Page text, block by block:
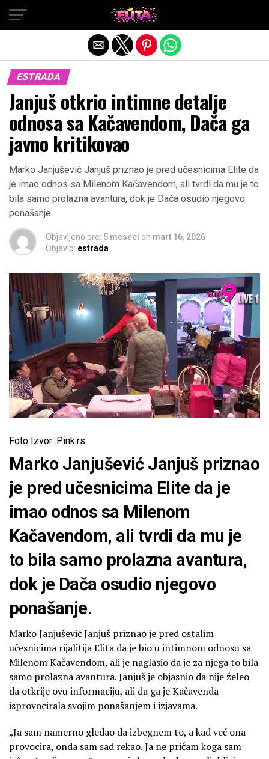
ESTRADA
Janjuš otkrio intimne detalje
odnosa sa Kačavendom, Dača ga
javno kritikovao
Marko Janjušević Janjuš priznao je pred učesnicima Elite da
je imao odnos sa Milenom Kačavendom, ali tvrdi da mu je to
bila samo prolazna avantura, dok je Dača osudio njegovo
ponašanje.
Objavljeno pre: 5 meseci on mart 16, 2026
Objavio: estrada
Foto Izvor: Pink.rs
Marko Janjušević Janjuš priznao
je pred učesnicima Elite da je
imao odnos sa Milenom
Kačavendom, ali tvrdi da mu je
to bila samo prolazna avantura,
dok je Dača osudio njegovo
ponašanje.
Marko Janjušević Janjuš priznao je pred ostalim
učesnicima rijalitija Elita da je bio u intimnom odnosu sa
Milenom Kačavendom, ali je naglasio da je za njega to bila
samo prolazna avantura. Janjuš je objasnio da nije želeo
da otkrije ovu informaciju, ali da ga je Kačavenda
isprovocirala svojim ponašanjem i izjavama.
„Ja sam namerno gledao da izbegnem to, a kad već ona
provocira, onda sam sad rekao. Ja ne pričam koga sam
Exit mobile version